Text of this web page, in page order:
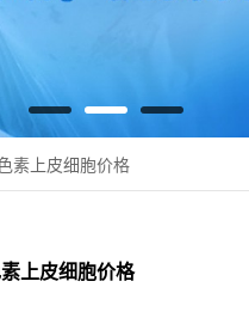
素上皮细胞价格
上皮细胞价格